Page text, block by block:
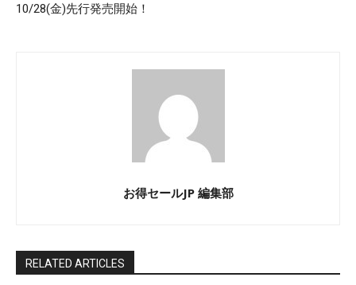
10/28(金)先行発売開始！
お得セールJP 編集部
RELATED ARTICLES